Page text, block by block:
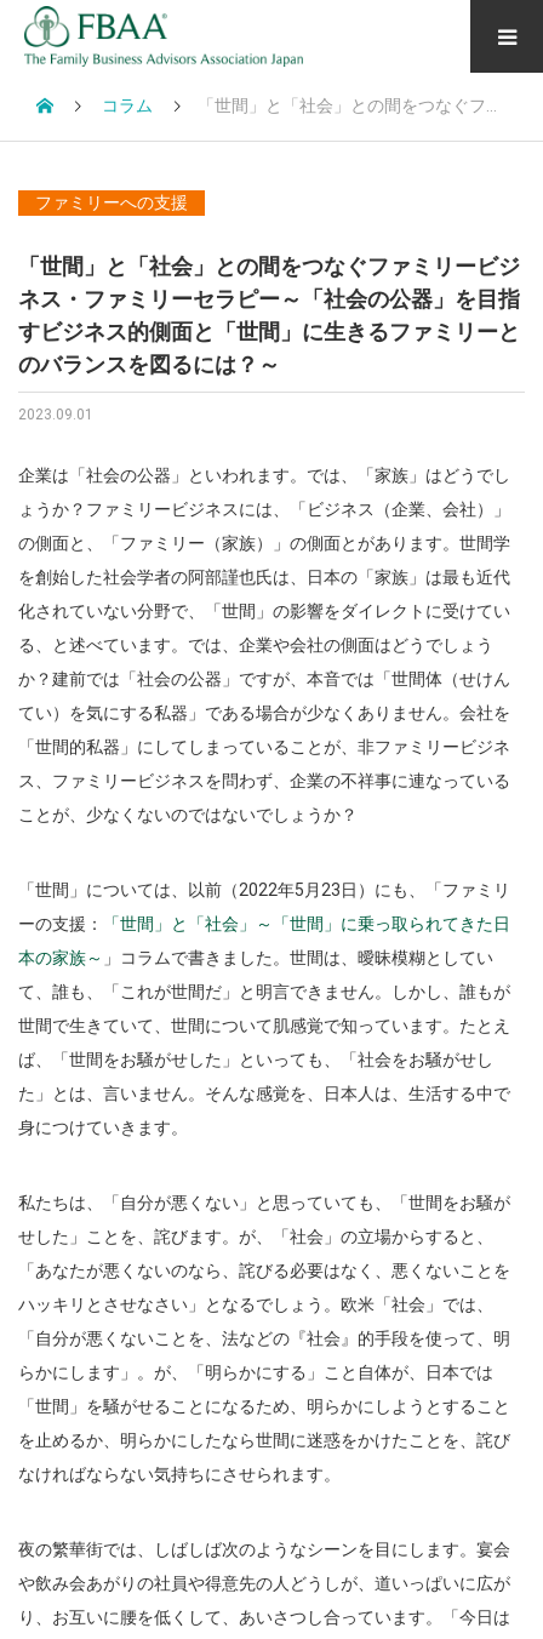
コラム 「世間」と「社会」との間をつなぐファミリービジネス・ファミリーセラピー～「社会の公器」を目指すビジネス的側面と「世間」に生きるファミリーとのバランスを図るには？～
ファミリーへの支援
「世間」と「社会」との間をつなぐファミリービジ
ネス・ファミリーセラピー～「社会の公器」を目指
すビジネス的側面と「世間」に生きるファミリーと
のバランスを図るには？～
2023.09.01
企業は「社会の公器」といわれます。では、「家族」はどうでし
ょうか？ファミリービジネスには、「ビジネス（企業、会社）」
の側面と、「ファミリー（家族）」の側面とがあります。世間学
を創始した社会学者の阿部謹也氏は、日本の「家族」は最も近代
化されていない分野で、「世間」の影響をダイレクトに受けてい
る、と述べています。では、企業や会社の側面はどうでしょう
か？建前では「社会の公器」ですが、本音では「世間体（せけん
てい）を気にする私器」である場合が少なくありません。会社を
「世間的私器」にしてしまっていることが、非ファミリービジネ
ス、ファミリービジネスを問わず、企業の不祥事に連なっている
ことが、少なくないのではないでしょうか？
「世間」については、以前（2022年5月23日）にも、「ファミリ
ーの支援：
「世間」と「社会」～「世間」に乗っ取られてきた日
本の家族～ 」コラムで書きました。世間は、曖昧模糊としてい
て、誰も、「これが世間だ」と明言できません。しかし、誰もが
世間で生きていて、世間について肌感覚で知っています。たとえ
ば、「世間をお騒がせした」といっても、「社会をお騒がせし
た」とは、言いません。そんな感覚を、日本人は、生活する中で
身につけていきます。
私たちは、「自分が悪くない」と思っていても、「世間をお騒が
せした」ことを、詫びます。が、「社会」の立場からすると、
「あなたが悪くないのなら、詫びる必要はなく、悪くないことを
ハッキリとさせなさい」となるでしょう。欧米「社会」では、
「自分が悪くないことを、法などの『社会』的手段を使って、明
らかにします」。が、「明らかにする」こと自体が、日本では
「世間」を騒がせることになるため、明らかにしようとすること
を止めるか、明らかにしたなら世間に迷惑をかけたことを、詫び
なければならない気持ちにさせられます。
夜の繁華街では、しばしば次のようなシーンを目にします。宴会
や飲み会あがりの社員や得意先の人どうしが、道いっぱいに広が
り、お互いに腰を低くして、あいさつし合っています。「今日は